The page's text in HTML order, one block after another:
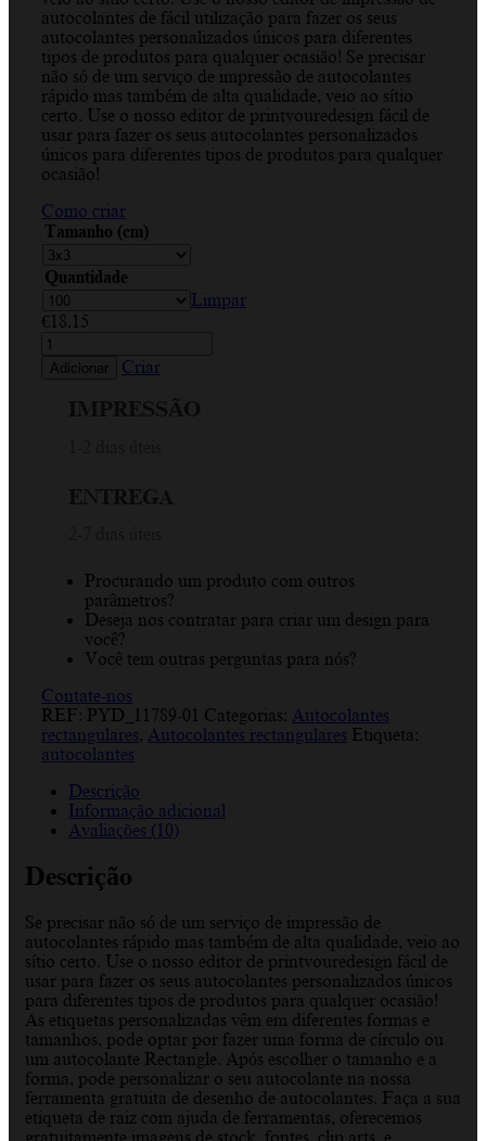
autocolantes de fácil utilização para fazer os seus
autocolantes personalizados únicos para diferentes
tipos de produtos para qualquer ocasião! Se precisar
não só de um serviço de impressão de autocolantes
rápido mas também de alta qualidade, veio ao sítio
certo. Use o nosso editor de printyouredesign fácil de
usar para fazer os seus autocolantes personalizados
únicos para diferentes tipos de produtos para qualquer
ocasião!
Como criar
Tamanho (cm)
Quantidade
Limpar
€18.15
Quantidade
de
Tem
Adicionar Criar
Procurando um produto com outros
parâmetros?
Deseja nos contratar para criar um design para
você?
Você tem outras perguntas para nós?
Contate-nos
REF: PYD_11789-01 Categorias: Autocolantes
rectangulares, Autocolantes rectangulares Etiqueta:
autocolantes
Descrição
Informação adicional
Avaliações (10)
Descrição
Se precisar não só de um serviço de impressão de
autocolantes rápido mas também de alta qualidade, veio ao
sítio certo. Use o nosso editor de printyouredesign fácil de
usar para fazer os seus autocolantes personalizados únicos
para diferentes tipos de produtos para qualquer ocasião!
As etiquetas personalizadas vêm em diferentes formas e
tamanhos, pode optar por fazer uma forma de círculo ou
um autocolante Rectangle. Após escolher o tamanho e a
forma, pode personalizar o seu autocolante na nossa
ferramenta gratuita de desenho de autocolantes. Faça a sua
etiqueta de raiz com ajuda de ferramentas, oferecemos